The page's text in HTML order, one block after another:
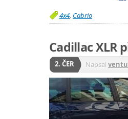
4x4, Cabrio
Cadillac XLR
2. ČER Napsal